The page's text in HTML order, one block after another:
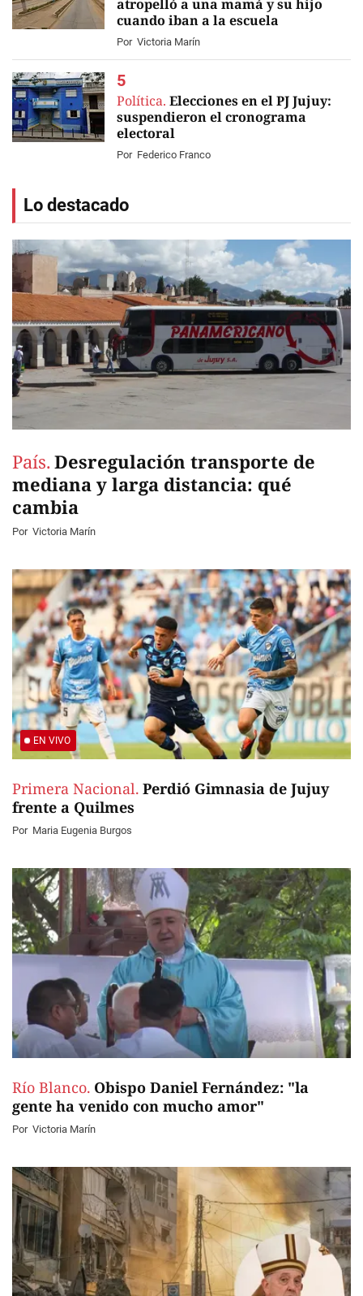
atropelló a una mamá y su hijo
cuando iban a la escuela
Por Victoria Marín
Política. Elecciones en el PJ Jujuy:
suspendieron el cronograma
electoral
Por Federico Franco
Lo destacado
País. Desregulación transporte de
mediana y larga distancia: qué
cambia
Por Victoria Marín
EN VIVO
Primera Nacional. Perdió Gimnasia de Jujuy
frente a Quilmes
Por Maria Eugenia Burgos
Río Blanco. Obispo Daniel Fernández: "la
gente ha venido con mucho amor"
Por Victoria Marín